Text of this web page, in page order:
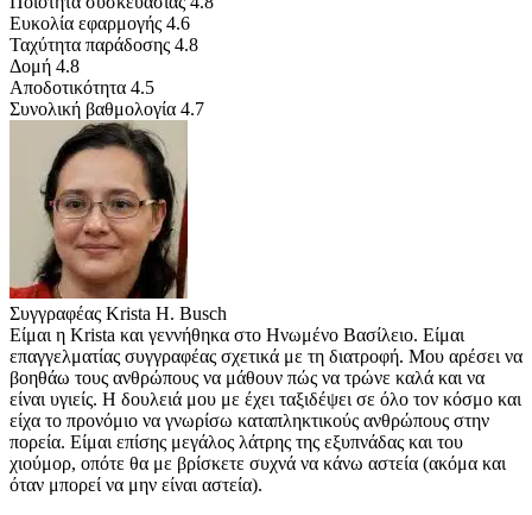
Ευκολία εφαρμογής 4.6
Ταχύτητα παράδοσης 4.8
Δομή 4.8
Αποδοτικότητα 4.5
Συνολική βαθμολογία 4.7
Συγγραφέας Krista H. Busch
Είμαι η Krista και γεννήθηκα στο Ηνωμένο Βασίλειο. Είμαι
επαγγελματίας συγγραφέας σχετικά με τη διατροφή. Μου αρέσει να
βοηθάω τους ανθρώπους να μάθουν πώς να τρώνε καλά και να
είναι υγιείς. Η δουλειά μου με έχει ταξιδέψει σε όλο τον κόσμο και
είχα το προνόμιο να γνωρίσω καταπληκτικούς ανθρώπους στην
πορεία. Είμαι επίσης μεγάλος λάτρης της εξυπνάδας και του
χιούμορ, οπότε θα με βρίσκετε συχνά να κάνω αστεία (ακόμα και
όταν μπορεί να μην είναι αστεία).